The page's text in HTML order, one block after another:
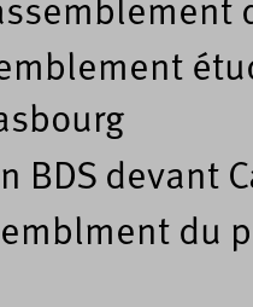
BDS devant
du